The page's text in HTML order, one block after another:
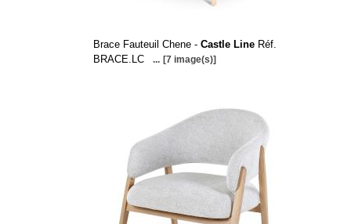
Brace Fauteuil Chene - Castle LineRéf.
BRACE.LC
... [7 image(s)]